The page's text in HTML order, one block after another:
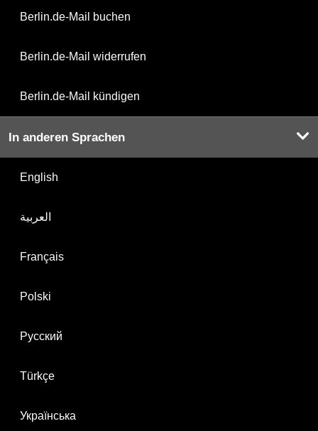
Berlin.de-Mail buchen
Berlin.de-Mail widerrufen
Berlin.de-Mail kündigen
In anderen Sprachen
English
العربية
Français
Polski
Русский
Türkçe
Українська